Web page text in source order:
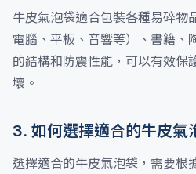
牛皮氣泡袋適合包裝各種易碎物
電腦、平板、音響等）、書籍、
的結構和防震性能，可以有效保
壞。
3. 如何選擇適合的牛皮氣
選擇適合的牛皮氣泡袋，需要根